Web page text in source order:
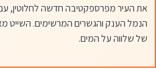
את העיר מפרספקטיבה חדשה לחלוטין,
הנמל הענק והגשרים המרשימים. השייט
של שלווה על המים.